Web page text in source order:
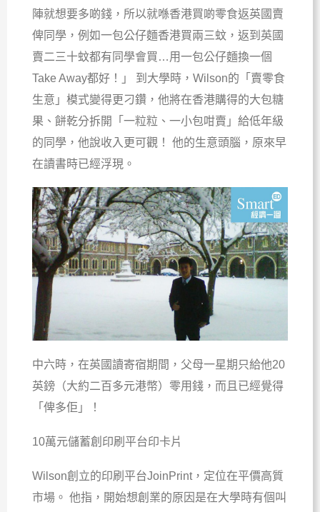
陣就想要多啲錢，所以就喺香港買啲零食返英國賣
俾同學，例如一包公仔麵香港買兩三蚊，返到英國
賣二三十蚊都有同學會買…用一包公仔麵換一個
Take Away都好！」 到大學時，Wilson的「賣零食
生意」模式變得更刁鑽，他將在香港購得的大包糖
果、餅乾分拆開「一粒粒、一小包咁賣」給低年級
的同學，他說收入更可觀！ 他的生意頭腦，原來早
在讀書時已經浮現。
中六時，在英國讀寄宿期間，父母一星期只給他20
英鎊（大約二百多元港幣）零用錢，而且已經覺得
「俾多佢」！
10萬元儲蓄創印刷平台印卡片
Wilson創立的印刷平台JoinPrint，定位在平價高質
市場。 他指，開始想創業的原因是在大學時有個叫